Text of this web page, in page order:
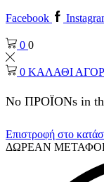
Facebook
0 0
0 ΚΑΛΑΘΙ
No ΠΡΟΪΟΝs in
Επιστροφή στο
ΔΩΡΕΑΝ